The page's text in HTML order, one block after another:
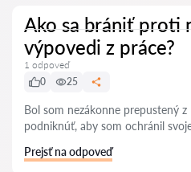
Ako sa brániť proti
výpovedi z práce?
1 odpoveď
0
25
Bol som nezákonne prepustený
podniknúť, aby som ochránil
Prejsť na odpoveď